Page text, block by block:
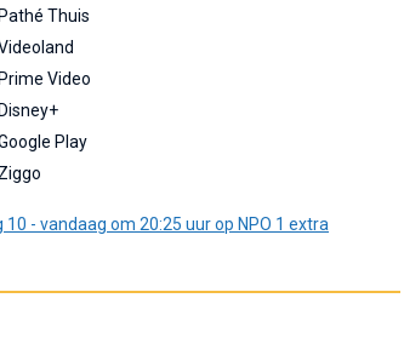
Thuis
Video
Play
- vandaag om 20:25 uur op NPO 1 extra